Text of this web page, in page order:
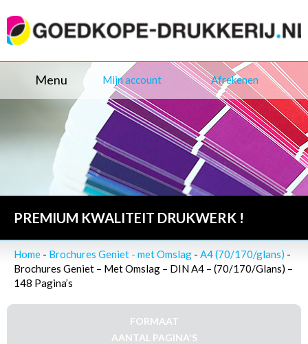
Menu Mijn account Afrekenen
PREMIUM KWALITEIT DRUKWERK !
Home - Brochures Geniet - met Omslag - A4 (70/170/glans) -
Brochures Geniet – Met Omslag – DIN A4 – (70/170/Glans) –
148 Pagina’s
FORMAAT
AANTAL PAGINA'S